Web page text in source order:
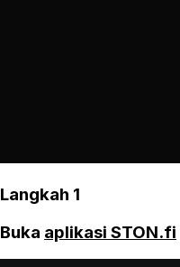
Langkah 1
Buka aplikasi STON.fi